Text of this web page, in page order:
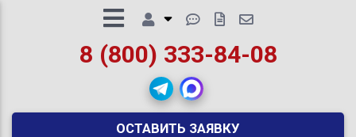
8 (800) 333-84-08
ОСТАВИТЬ ЗАЯВКУ